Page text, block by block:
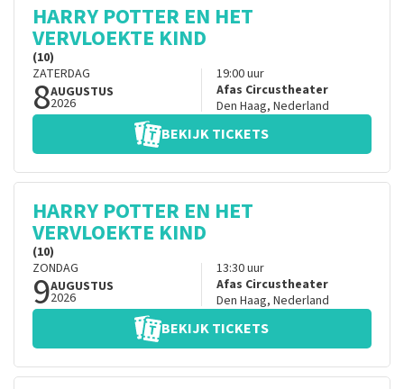
HARRY POTTER EN HET
VERVLOEKTE KIND
(10)
ZATERDAG
8AUGUSTUS
2026
19:00uur
Afas Circustheater
Den Haag, Nederland
BEKIJK TICKETS
HARRY POTTER EN HET
VERVLOEKTE KIND
(10)
ZONDAG
9AUGUSTUS
2026
13:30uur
Afas Circustheater
Den Haag, Nederland
BEKIJK TICKETS